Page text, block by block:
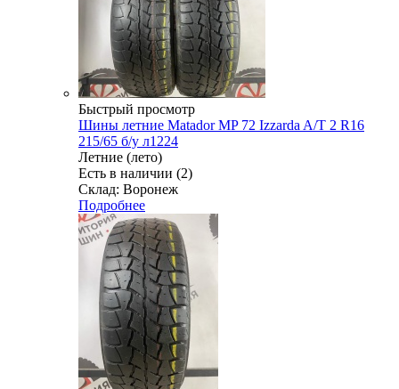
Быстрый просмотр
Шины летние Matador MP 72 Izzarda A/T 2 R16
215/65 б/у л1224
Летние (лето)
Есть в наличии (2)
Склад: Воронеж
Подробнее